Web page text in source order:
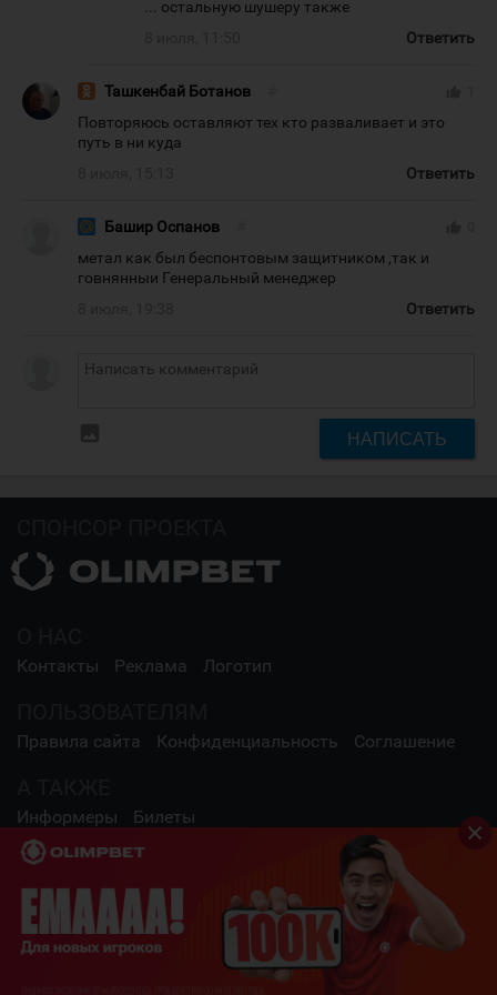
... остальную шушеру также
Ответить
Ташкенбай Ботанов
Повторяюсь оставляют тех кто разваливает и это
путь в ни куда
Ответить
Башир Оспанов
метал как был беспонтовым защитником ,так и
говнянныи Генеральный менеджер
Ответить
НАПИСАТЬ
Контакты Реклама Логотип
Правила сайта Конфиденциальность Соглашение
Информеры Билеты
СОЦИАЛЬНЫЕ СЕТИ